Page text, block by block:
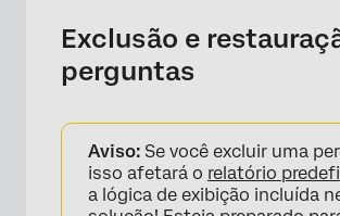
Exclusão e
perguntas
Aviso: Se você excluir uma
isso afetará o relatório
a lógica de exibição incluída